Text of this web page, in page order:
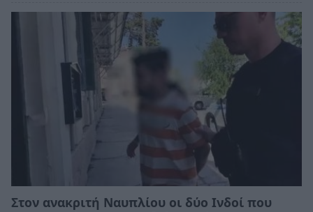
Στον ανακριτή Ναυπλίου οι δύο Ινδοί που